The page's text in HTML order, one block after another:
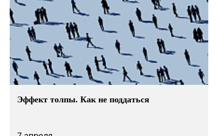
Эффект толпы. Как не поддаться